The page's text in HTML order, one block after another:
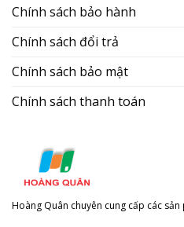
Chính sách bảo hành
Chính sách đổi trả
Chính sách bảo mật
Chính sách thanh toán
Hoàng Quân chuyên cung cấp các